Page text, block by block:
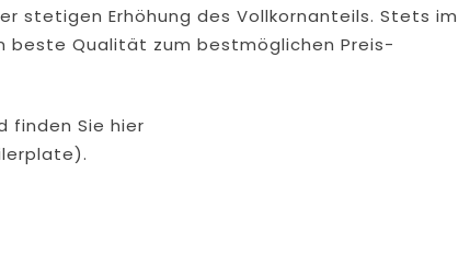
stetigen Erhöhung des Vollkornanteils. Stets im
beste Qualität zum bestmöglichen Preis-
finden Sie hier